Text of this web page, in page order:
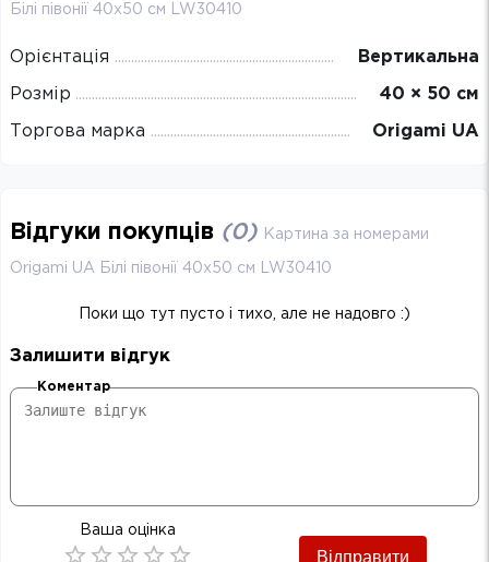
Білі півонії 40х50 см LW30410
Орієнтація Вертикальна
Розмір 40 × 50 см
Торгова марка Origami UA
Відгуки покупців (0) Картина за номерами
Origami UA Білі півонії 40х50 см LW30410
Поки що тут пусто і тихо, але не надовго :)
Залишити відгук
Коментар
Ваша оцінка
Відправити